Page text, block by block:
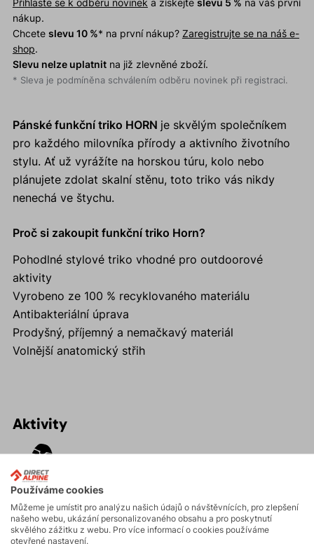
Přihlaste se k odběru novinek a získejte slevu 5 % na váš první
nákup.
Chcete slevu 10 %* na první nákup? Zaregistrujte se na náš e-
shop.
Slevu nelze uplatnitna již zlevněné zboží.
* Sleva je podmíněna schválením odběru novinek při registraci.
Pánské funkční triko HORN je skvělým společníkem
pro každého milovníka přírody a aktivního životního
stylu. Ať už vyrážíte na horskou túru, kolo nebo
plánujete zdolat skalní stěnu, toto triko vás nikdy
nenechá ve štychu.
Proč si zakoupit funkční triko Horn?
Pohodlné stylové triko vhodné pro outdoorové
aktivity
Vyrobeno ze 100 % recyklovaného materiálu
Antibakteriální úprava
Prodyšný, příjemný a nemačkavý materiál
Volnější anatomický střih
Aktivity
Skalní lezení a
ferraty
Používáme cookies
Můžeme je umístit pro analýzu našich údajů o návštěvnících, pro zlepšení
našeho webu, ukázání personalizovaného obsahu a pro poskytnutí
skvělého zážitku z webu. Pro více informací o cookies používáme
otevřené nastavení.